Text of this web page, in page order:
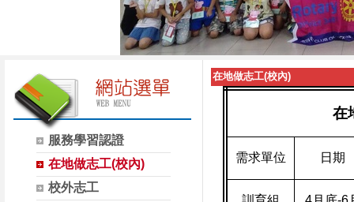
服務學習認證
在地做志工(校內)
校外志工
在地做志工(校內)
在
需求單位 日期